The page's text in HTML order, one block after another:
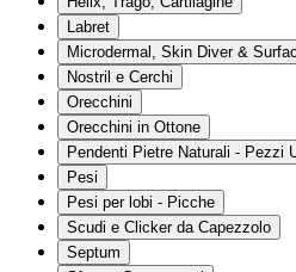
Labret
Microdermal, Skin Diver &
Nostril e Cerchi
Orecchini
Orecchini in Ottone
Pendenti Pietre Naturali - Pezzi
Pesi
Pesi per lobi - Picche
Scudi e Clicker da Capezzolo
Septum